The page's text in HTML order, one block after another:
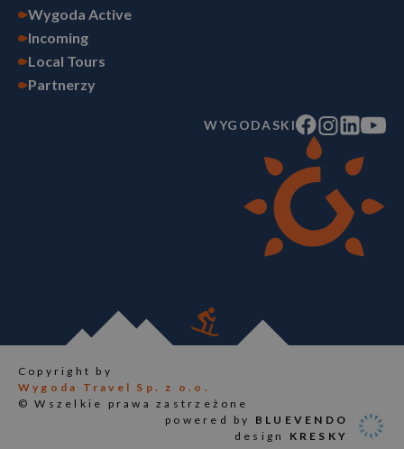
Wygoda Active
Incoming
Local Tours
Partnerzy
WYGODASKI
Copyright by
Wygoda Travel Sp. z o.o.
© Wszelkie prawa zastrzeżone
powered by BLUEVENDO
design
KRESKY